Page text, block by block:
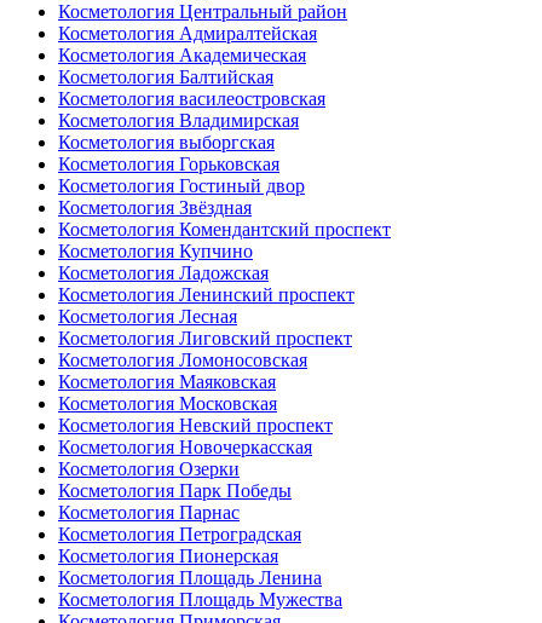
Косметология Центральный район
Косметология Адмиралтейская
Косметология Академическая
Косметология Балтийская
Косметология василеостровская
Косметология Владимирская
Косметология выборгская
Косметология Горьковская
Косметология Гостиный двор
Косметология Звёздная
Косметология Комендантский проспект
Косметология Купчино
Косметология Ладожская
Косметология Ленинский проспект
Косметология Лесная
Косметология Лиговский проспект
Косметология Ломоносовская
Косметология Маяковская
Косметология Московская
Косметология Невский проспект
Косметология Новочеркасская
Косметология Озерки
Косметология Парк Победы
Косметология Парнас
Косметология Петроградская
Косметология Пионерская
Косметология Площадь Ленина
Косметология Площадь Мужества